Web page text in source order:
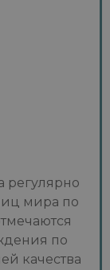
регулярно
мира по
по
качества